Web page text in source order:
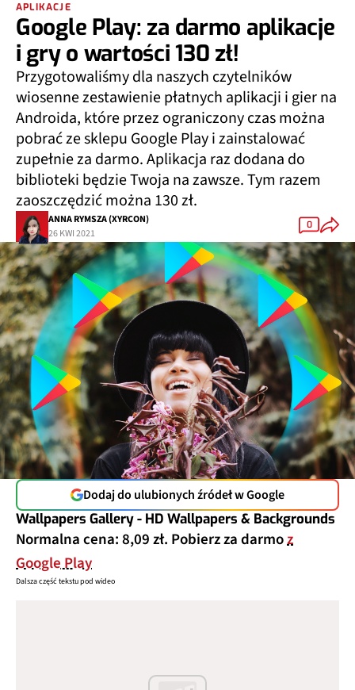
APLIKACJE
Google Play: za darmo aplikacje
i gry o wartości 130 zł!
Przygotowaliśmy dla naszych czytelników
wiosenne zestawienie płatnych aplikacji i gier na
Androida, które przez ograniczony czas można
pobrać ze sklepu Google Play i zainstalować
zupełnie za darmo. Aplikacja raz dodana do
biblioteki będzie Twoja na zawsze. Tym razem
zaoszczędzić można 130 zł.
ANNA RYMSZA (XYRCON)
26 KWI 2021
0
Dodaj do ulubionych źródeł w Google
Wallpapers Gallery - HD Wallpapers & Backgrounds
Normalna cena: 8,09 zł. Pobierz za darmoz
Google Play
Dalsza część tekstu pod wideo